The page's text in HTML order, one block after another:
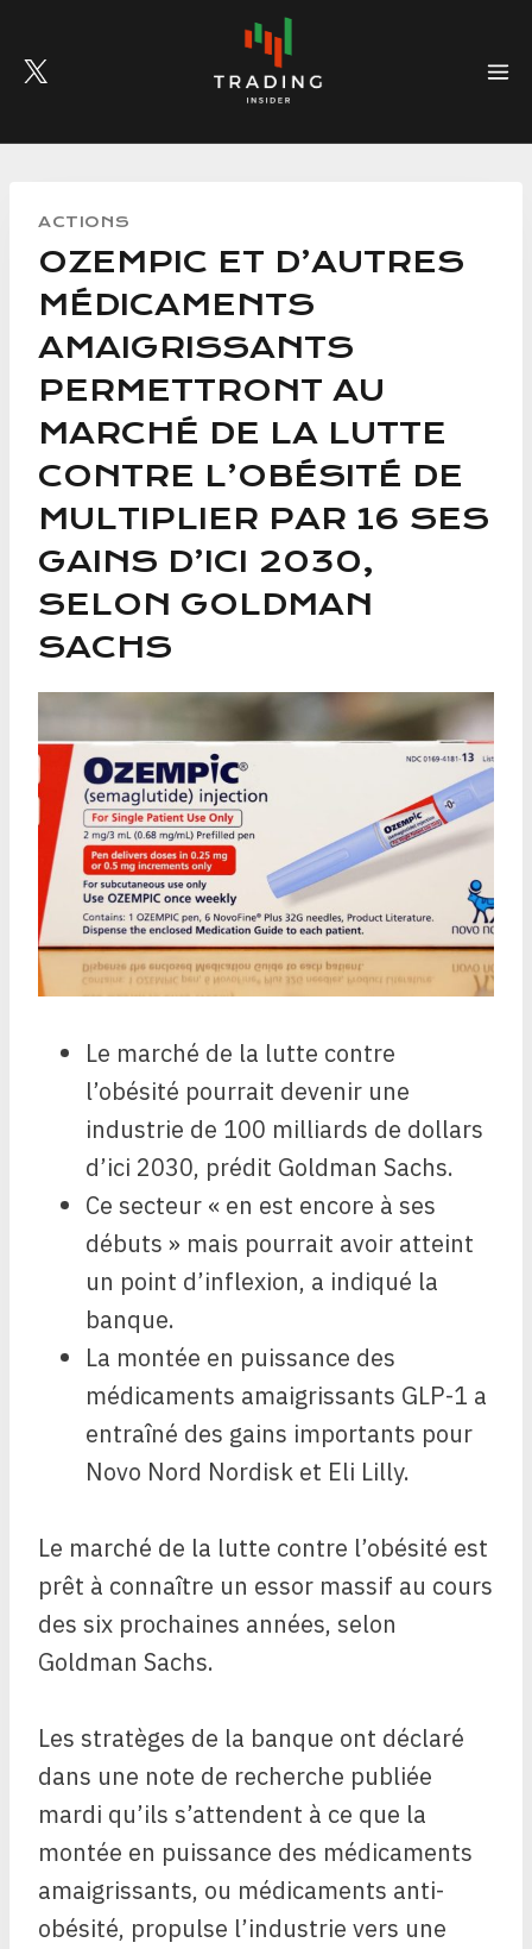
content
ACTIONS
OZEMPIC ET D’AUTRES
MÉDICAMENTS
AMAIGRISSANTS
PERMETTRONT AU
MARCHÉ DE LA LUTTE
CONTRE L’OBÉSITÉ DE
MULTIPLIER PAR 16 SES
GAINS D’ICI 2030,
SELON GOLDMAN
SACHS
Le marché de la lutte contre
l’obésité pourrait devenir une
industrie de 100 milliards de dollars
d’ici 2030, prédit Goldman Sachs.
Ce secteur « en est encore à ses
débuts » mais pourrait avoir atteint
un point d’inflexion, a indiqué la
banque.
La montée en puissance des
médicaments amaigrissants GLP-1 a
entraîné des gains importants pour
Novo Nord Nordisk et Eli Lilly.
Le marché de la lutte contre l’obésité est
prêt à connaître un essor massif au cours
des six prochaines années, selon
Goldman Sachs.
Les stratèges de la banque ont déclaré
dans une note de recherche publiée
mardi qu’ils s’attendent à ce que la
montée en puissance des médicaments
amaigrissants, ou médicaments anti-
obésité, propulse l’industrie vers une